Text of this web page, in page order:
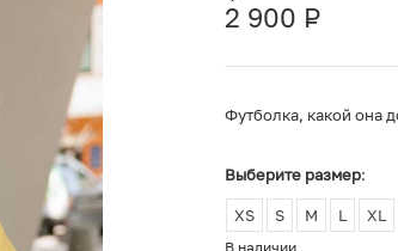
2 900 Р
Футболка, какой она
Выберите размер:
XS S M L XL
В наличии